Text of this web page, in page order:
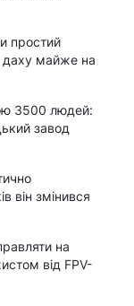
простий
даху майже на
3500 людей:
завод
він змінився
на
від FPV-